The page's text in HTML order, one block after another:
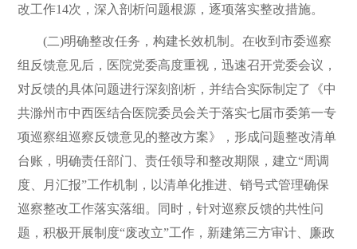
改工作14次，深入剖析问题根源，逐项落实整改措施。
(二)明确整改任务，构建长效机制。在收到市委巡察
组反馈意见后，医院党委高度重视，迅速召开党委会议，
对反馈的具体问题进行深刻剖析，并结合实际制定了《中
共滁州市中西医结合医院委员会关于落实七届市委第一专
项巡察组巡察反馈意见的整改方案》，形成问题整改清单
台账，明确责任部门、责任领导和整改期限，建立“周调
度、月汇报”工作机制，以清单化推进、销号式管理确保
巡察整改工作落实落细。同时，针对巡察反馈的共性问
题，积极开展制度“废改立”工作，新建第三方审计、廉政